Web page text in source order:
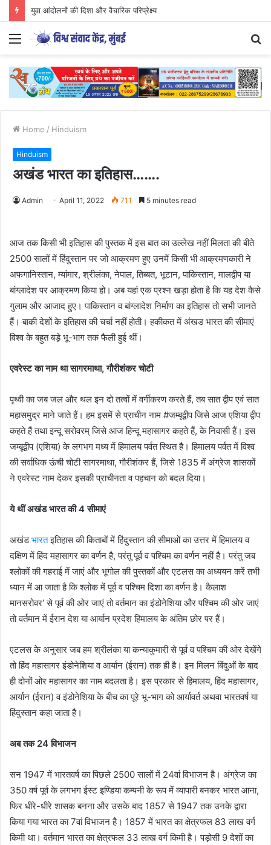
युवा आंदोलनों की दिशा और वैचारिक परिप्रेक्ष्य
Menu
Home / Hinduism
Hinduism
अखंड भारत का इतिहास…….
Admin April 11, 2022 711 5 minutes read
आज तक किसी भी इतिहास की पुस्तक में इस बात का उल्लेख नहीं मिलता की बीते
2500 सालों में हिंदुस्तान पर जो आक्रमण हुए उनमें किसी भी आक्रमणकारी ने
अफगानिस्तान, म्यांमार, श्रीलंका, नेपाल, तिब्बत, भूटान, पाकिस्तान, मालद्वीप या
बांग्लादेश पर आक्रमण किया हो। अब यहां एक प्रश्न खड़ा होता है कि यह देश कैसे
गुलाम और आजाद हुए। पाकिस्तान व बांग्लादेश निर्माण का इतिहास तो सभी जानते
हैं। बाकी देशों के इतिहास की चर्चा नहीं होती। हकीकत में अंखड भारत की सीमाएं
विश्व के बहुत बड़े भू-भाग तक फैली हुई थीं।
एवरेस्ट का नाम था सागरमाथा, गौरीशंकर चोटी
पृथ्वी का जब जल और थल इन दो तत्वों में वर्गीकरण करते हैं, तब सात द्वीप एवं सात
महासमुद्र माने जाते हैं। हम इसमें से प्राचीन नाम #जम्बूद्वीप जिसे आज एशिया द्वीप
कहते हैं तथा इन्दू सरोवरम् जिसे आज हिन्दू महासागर कहते हैं, के निवासी हैं। इस
जम्बूद्वीप (एशिया) के लगभग मध्य में हिमालय पर्वत स्थित है। हिमालय पर्वत में विश्व
की सर्वाधिक ऊंची चोटी सागरमाथा, गौरीशंकर हैं, जिसे 1835 में अंग्रेज शासकों
ने एवरेस्ट नाम देकर इसकी प्राचीनता व पहचान को बदल दिया।
ये थीं अखंड भारत की 4 सीमाएं
अखंडभारतइतिहास की किताबों में हिंदुस्तान की सीमाओं का उत्तर में हिमालय व
दक्षिण में हिंद महासागर का वर्णन है, परंतु पूर्व व पश्चिम का वर्णन नहीं है। परंतु जब
श्लोकों की गहराई में जाएं और भूगोल की पुस्तकों और एटलस का अध्ययन करें तभी
ध्यान में आ जाता है कि श्लोक में पूर्व व पश्चिम दिशा का वर्णन है। कैलाश
मानसरोवर‘ से पूर्व की ओर जाएं तो वर्तमान का इंडोनेशिया और पश्चिम की ओर जाएं
तो वर्तमान में ईरान देश या आर्यान प्रदेश हिमालय के अंतिम छोर पर हैं।
एटलस के अनुसार जब हम श्रीलंका या कन्याकुमारी से पूर्व व पश्चिम की ओर देखेंगे
तो हिंद महासागर इंडोनेशिया व आर्यान (ईरान) तक ही है। इन मिलन बिंदुओं के बाद
ही दोनों ओर महासागर का नाम बदलता है। इस प्रकार से हिमालय, हिंद महासागर,
आर्यान (ईरान) व इंडोनेशिया के बीच का पूरे भू-भाग को आर्यावर्त अथवा भारतवर्ष या
हिंदुस्तान कहा जाता है।
अब तक 24 विभाजन
सन 1947 में भारतवर्ष का पिछले 2500 सालों में 24वां विभाजन है। अंग्रेज का
350 वर्ष पूर्व के लगभग ईस्ट इण्डिया कम्पनी के रूप में व्यापारी बनकर भारत आना,
फिर धीरे-धीरे शासक बनना और उसके बाद 1857 से 1947 तक उनके द्वारा
किया गया भारत का 7वां विभाजन है। 1857 में भारत का क्षेत्रफल 83 लाख वर्ग
किमी था। वर्तमान भारत का क्षेत्रफल 33 लाख वर्ग किमी है। पड़ोसी 9 देशों का